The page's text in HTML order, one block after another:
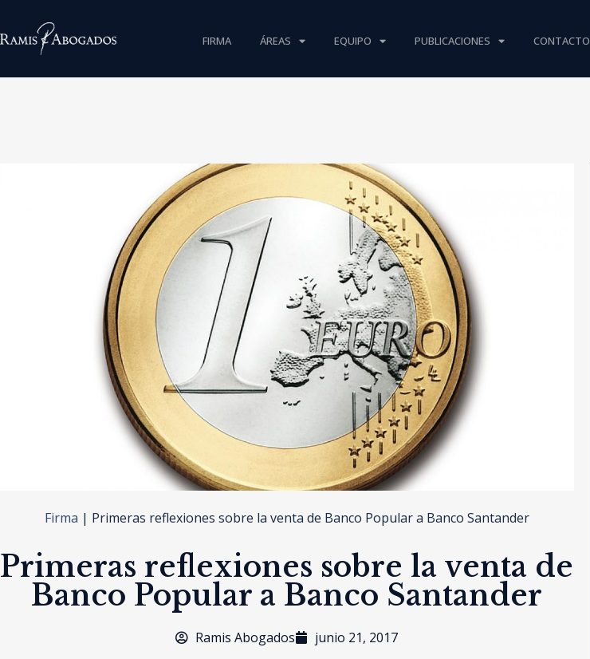
FIRMA ÁREAS EQUIPO PUBLICACIONES CONTACTO
Firma | Primeras reflexiones sobre la venta de Banco Popular a Banco Santander
Primeras reflexiones sobre la venta de
Banco Popular a Banco Santander
Ramis Abogados junio 21, 2017